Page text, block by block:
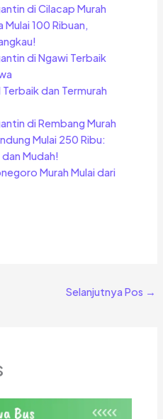
di Cilacap Murah
Mulai 100 Ribuan,
di Ngawi Terbaik
dan Termurah
di Rembang Murah
Mulai 250 Ribu:
Mudah!
Murah Mulai dari
Selanjutnya Pos →